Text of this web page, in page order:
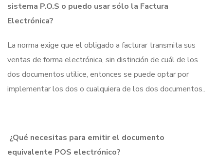
sistema P.O.S o puedo usar sólo la Factura
Electrónica?
La norma exige que el obligado a facturar transmita sus
ventas de forma electrónica, sin distinción de cuál de los
dos documentos utilice, entonces se puede optar por
implementar los dos o cualquiera de los dos documentos..
¿Qué necesitas para emitir el documento
equivalente POS electrónico?